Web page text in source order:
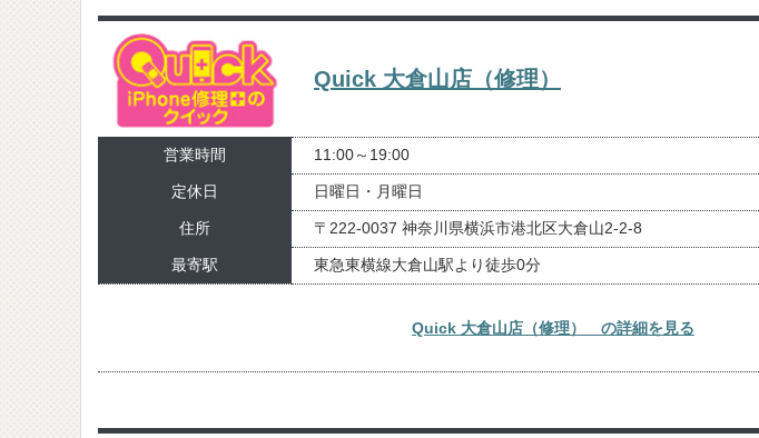
Quick 大倉山店（修理）
営業時間 11:00～19:00
定休日 日曜日・月曜日
住所 〒222-0037 神奈川県横浜市港北区大倉山2-2-8
最寄駅 東急東横線大倉山駅より徒歩0分
Quick 大倉山店（修理） の詳細を見る